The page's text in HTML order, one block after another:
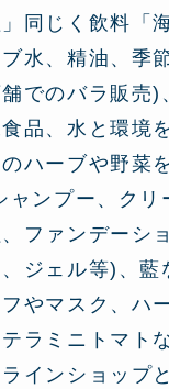
同じく飲料「
水、精油、季
でのバラ販売)
品、水と環境
ハーブや野菜
ャンプー、クリ
ファンデーシ
ジェル等)、藍
やマスク、ハ
ラミニトマト
インショップ